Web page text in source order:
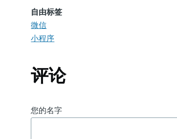
自由标签
微信
小程序
评论
您的名字